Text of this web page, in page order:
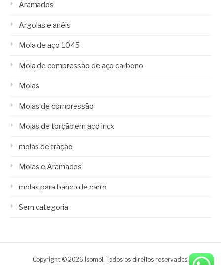
Aramados
Argolas e anéis
Mola de aço 1045
Mola de compressão de aço carbono
Molas
Molas de compressão
Molas de torção em aço inox
molas de tração
Molas e Aramados
molas para banco de carro
Sem categoria
Copyright © 2026 Isomol. Todos os direitos reservados.